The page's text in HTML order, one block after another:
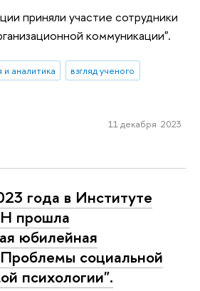
приняли участие сотрудники
коммуникации".
аналитика
взгляд ученого
11 декабря 2023
года в Институте
прошла
юбилейная
социальной
психологии".